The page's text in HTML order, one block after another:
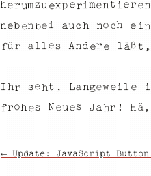
herumzu exp erimen t i er en
ne b en be i auc h no ch e i n
fü r al l e s And er e l äß t ,
I hr se ht , Langew ei l e i
froh es N eues J ahr ! H ä,
← Update: JavaScript